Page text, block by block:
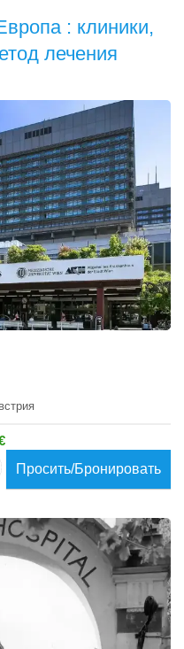
: клиники,
лечения
Просить/Бронировать